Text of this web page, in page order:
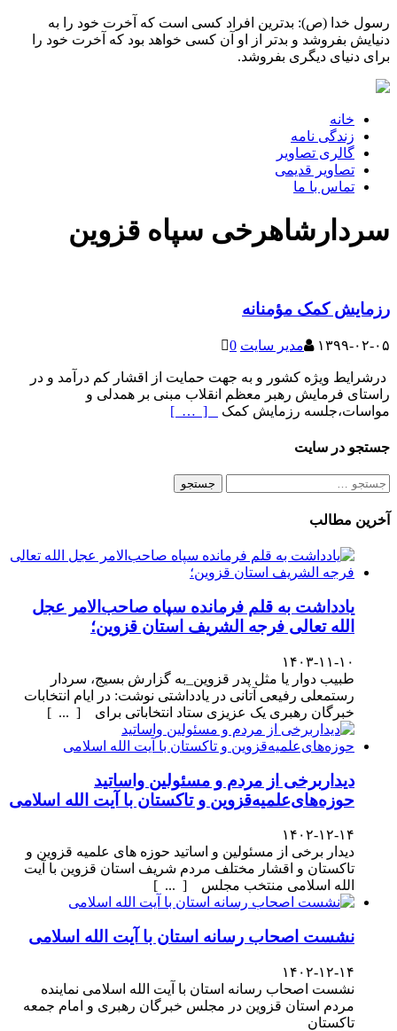
رسول خدا (ص): بدترین افراد کسی است که آخرت خود را به
دنیایش بفروشد و بدتر از او آن کسی خواهد بود که آخرت خود را
برای دنیای دیگری بفروشد.
خانه
زندگی نامه
گالری تصاویر
تصاویر قدیمی
تماس با ما
سردارشاهرخی سپاه قزوین
رزمایش کمک مؤمنانه
۱۳۹۹-۰۲-۰۵ مدیر سایت 0
درشرایط ویژه کشور و به جهت حمایت از اقشار کم درآمد و در
راستای فرمایش رهبر معظم انقلاب مبنی بر همدلی و
مواسات،جلسه رزمایش کمک
[ … ]
جستجو در سایت
جستجو
آخرین مطالب
یادداشت به قلم فرمانده سپاه صاحب‌الامر عجل
الله تعالی فرجه الشریف استان قزوین؛
۱۴۰۳-۱۱-۱۰
طبیب دوار یا مثل پدر قزوین_به گزارش بسیج، سردار
رستمعلی رفیعی آتانی در یادداشتی نوشت: در ایام انتخابات
خبرگان رهبری یک عزیزی ستاد انتخاباتی برای [ ... ]
دیداربرخی از مردم و مسئولین واساتید
حوزه‌های‌علمیه‌قزوین و تاکستان با آیت الله اسلامی
۱۴۰۲-۱۲-۱۴
دیدار برخی از مسئولین و اساتید حوزه های علمیه قزوین و
تاکستان و اقشار مختلف مردم شریف استان قزوین با آیت
الله اسلامی منتخب مجلس [ ... ]
نشست اصحاب رسانه استان با آیت الله اسلامی
۱۴۰۲-۱۲-۱۴
نشست اصحاب رسانه استان با آیت الله اسلامی نماینده
مردم استان قزوین در مجلس خبرگان رهبری و امام جمعه
تاکستان